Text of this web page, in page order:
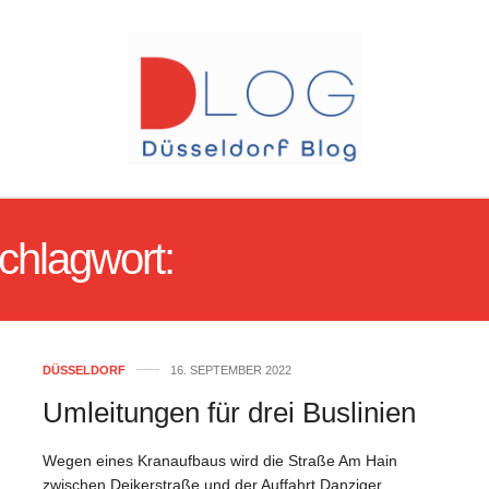
DÜSSELDORF 16. SEPTEMBER 2022
Umleitungen für drei Buslinien
Wegen eines Kranaufbaus wird die Straße Am Hain
zwischen Deikerstraße und der Auffahrt Danziger